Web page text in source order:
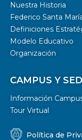
Nuestra Historia
Federico Santa
Definiciones
Modelo Educativo
Organización
CAMPUS Y
Información
Tour Virtual
Política de